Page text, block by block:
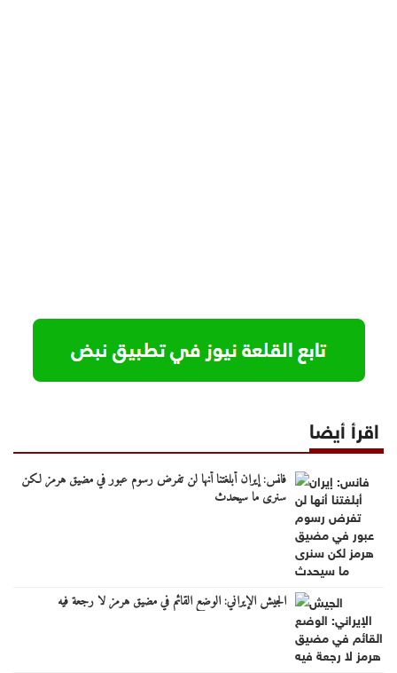
اقرأ أيضا
فانس: إيران أبلغتنا أنها لن تفرض رسوم عبور في مضيق هرمز لكن
سنرى ما سيحدث
الجيش الإيراني: الوضع القائم في مضيق هرمز لا رجعة فيه